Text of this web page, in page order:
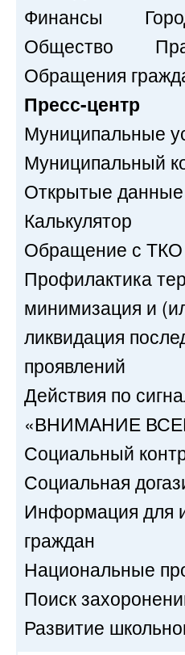
Финансы
Общество
Обращения
Пресс-центр
Муниципальные
Муниципальный
Открытые данные
Калькулятор
Обращение с ТКО
Профилактика
минимизация и
ликвидация
проявлений
Действия по
«ВНИМАНИЕ
Социальный
Социальная
Информация для
граждан
Национальные
Поиск
Развитие